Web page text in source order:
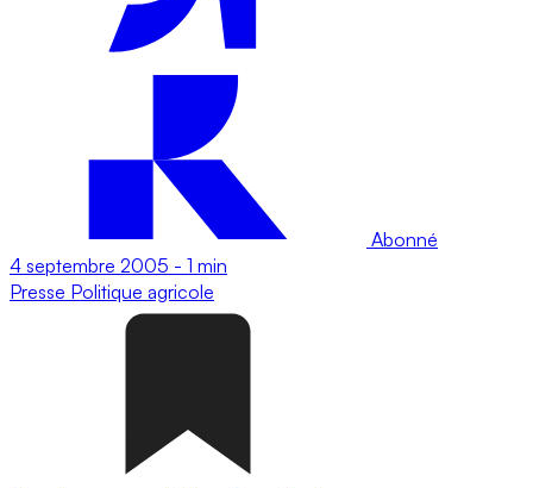
Abonné
4 septembre 2005 - 1 min
Presse Politique agricole